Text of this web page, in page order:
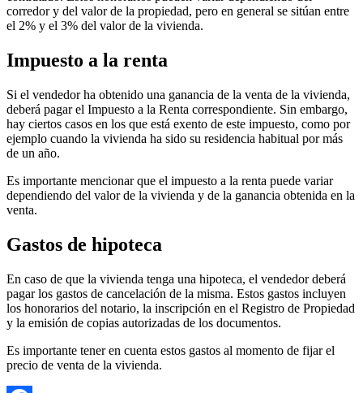
corredor y del valor de la propiedad, pero en general se sitúan entre
el 2% y el 3% del valor de la vivienda.
Impuesto a la renta
Si el vendedor ha obtenido una ganancia de la venta de la vivienda,
deberá pagar el Impuesto a la Renta correspondiente. Sin embargo,
hay ciertos casos en los que está exento de este impuesto, como por
ejemplo cuando la vivienda ha sido su residencia habitual por más
de un año.
Es importante mencionar que el impuesto a la renta puede variar
dependiendo del valor de la vivienda y de la ganancia obtenida en la
venta.
Gastos de hipoteca
En caso de que la vivienda tenga una hipoteca, el vendedor deberá
pagar los gastos de cancelación de la misma. Estos gastos incluyen
los honorarios del notario, la inscripción en el Registro de Propiedad
y la emisión de copias autorizadas de los documentos.
Es importante tener en cuenta estos gastos al momento de fijar el
precio de venta de la vivienda.